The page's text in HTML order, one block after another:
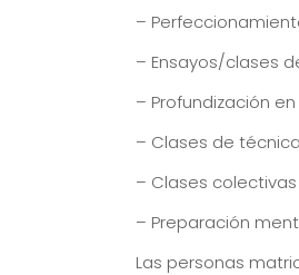
–
– Ensayos/clases
– Profundización
– Clases de
– Clases
– Preparación
Las personas